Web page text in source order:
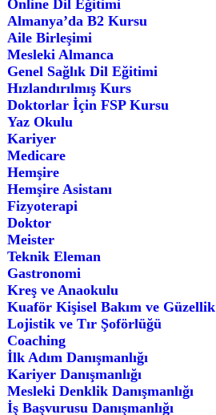
Online Dil Eğitimi
Almanya’da B2 Kursu
Aile Birleşimi
Mesleki Almanca
Genel Sağlık Dil Eğitimi
Hızlandırılmış Kurs
Doktorlar İçin FSP Kursu
Yaz Okulu
Kariyer
Medicare
Hemşire
Hemşire Asistanı
Fizyoterapi
Doktor
Meister
Teknik Eleman
Gastronomi
Kreş ve Anaokulu
Kuaför Kişisel Bakım ve Güzellik
Lojistik ve Tır Şoförlüğü
Coaching
İlk Adım Danışmanlığı
Kariyer Danışmanlığı
Mesleki Denklik Danışmanlığı
İş Başvurusu Danışmanlığı